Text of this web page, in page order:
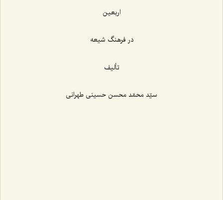
اربعین
در فرهنگ شیعه
تألیف
سیّد محمّد محسن حسینی طهرانی